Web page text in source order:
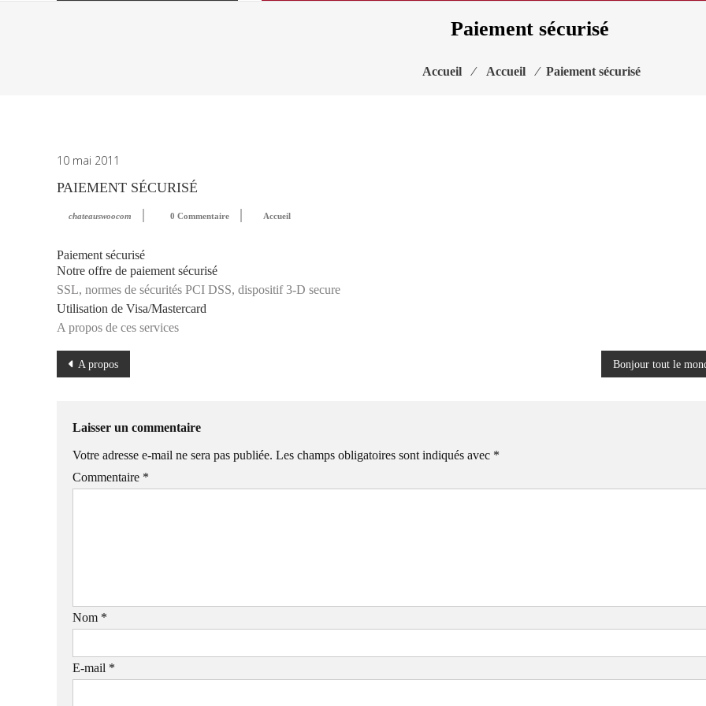
Paiement sécurisé
Accueil ⁄ Accueil ⁄ Paiement sécurisé
10 mai 2011
PAIEMENT SÉCURISÉ
chateauswoocom 0 Commentaire Accueil
Paiement sécurisé
Notre offre de paiement sécurisé
SSL, normes de sécurités PCI DSS, dispositif 3-D secure
Utilisation de Visa/Mastercard
A propos de ces services
Navigation
A propos Bonjour tout le
Laisser un commentaire
Votre adresse e-mail ne sera pas publiée. Les champs obligatoires sont indiqués avec *
Commentaire *
Nom *
E-mail *